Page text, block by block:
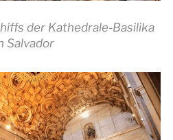
der Kathedrale-Basilika
Salvador